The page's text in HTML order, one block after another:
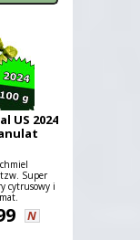
US 2024
Super
cytrusowy i
N